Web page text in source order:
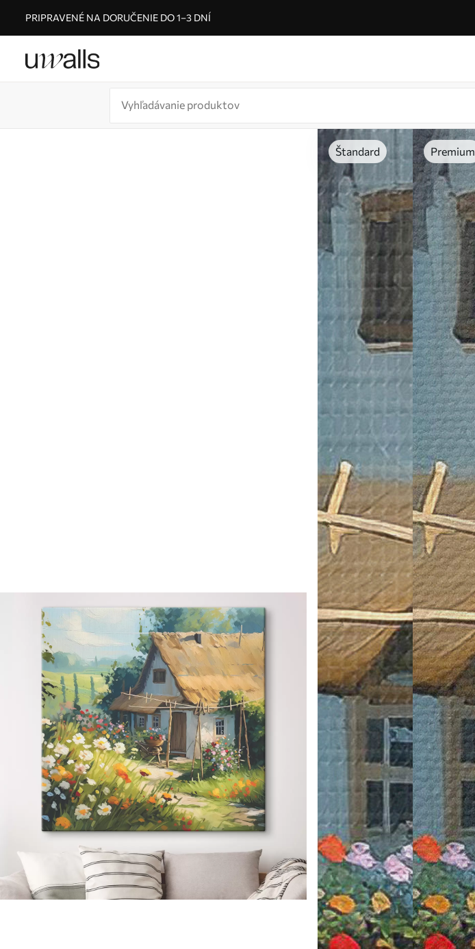
PRIPRAVENÉ NA DORUČENIE DO 1–3 DNÍ
Štandard Premium